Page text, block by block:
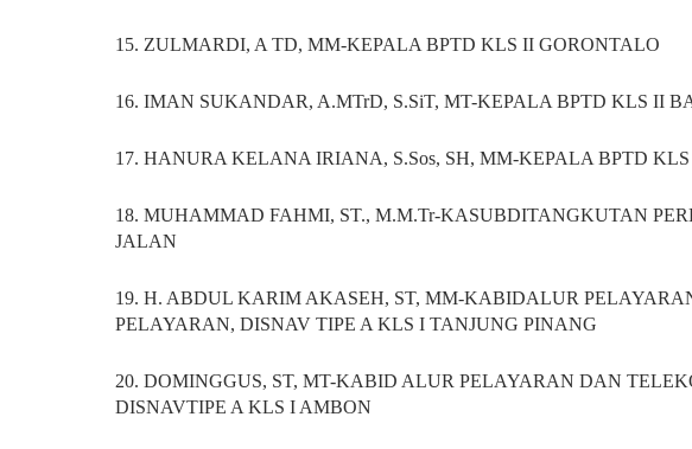
15. ZULMARDI, A TD, MM-KEPALA BPTD KLS II GORONTALO
16. IMAN SUKANDAR, A.MTrD, S.SiT, MT-KEPALA BPTD KLS II
17. HANURA KELANA IRIANA, S.Sos, SH, MM-KEPALA BPTD
18. MUHAMMAD FAHMI, ST., M.M.Tr-KASUBDITANGKUTAN
JALAN
19. H. ABDUL KARIM AKASEH, ST, MM-KABIDALUR
PELAYARAN, DISNAV TIPE A KLS I TANJUNG PINANG
20. DOMINGGUS, ST, MT-KABID ALUR PELAYARAN DAN
DISNAVTIPE A KLS I AMBON